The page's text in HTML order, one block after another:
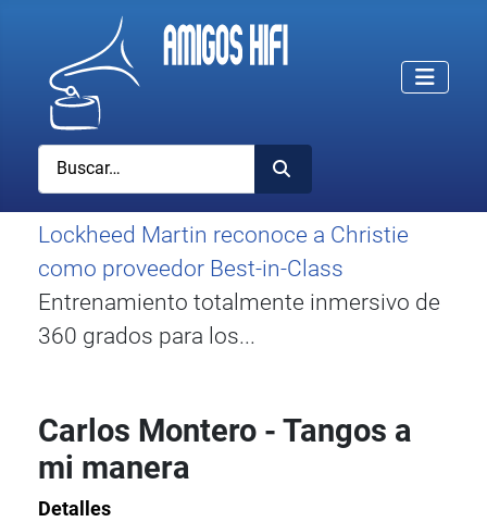
Buscar
Lockheed Martin reconoce a Christie
como proveedor Best-in-Class
Entrenamiento totalmente inmersivo de
360 grados para los...
Carlos Montero - Tangos a
mi manera
Detalles